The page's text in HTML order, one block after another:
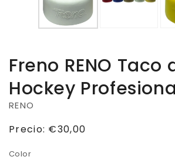
Freno RENO Taco
Hockey
RENO
Precio
Precio: €30,00
Color